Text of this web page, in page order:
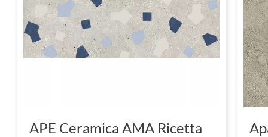
APE Ceramica AMA Ricetta